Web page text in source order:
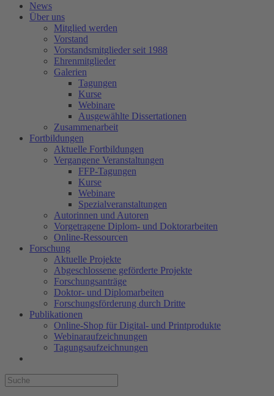
News
Über uns
Mitglied werden
Vorstand
Vorstandsmitglieder seit 1988
Ehrenmitglieder
Galerien
Tagungen
Kurse
Webinare
Ausgewählte Dissertationen
Zusammenarbeit
Fortbildungen
Aktuelle Fortbildungen
Vergangene Veranstaltungen
FFP-Tagungen
Kurse
Webinare
Spezialveranstaltungen
Autorinnen und Autoren
Vorgetragene Diplom- und Doktorarbeiten
Online-Ressourcen
Forschung
Aktuelle Projekte
Abgeschlossene geförderte Projekte
Forschungsanträge
Doktor- und Diplomarbeiten
Forschungsförderung durch Dritte
Publikationen
Online-Shop für Digital- und Printprodukte
Webinaraufzeichnungen
Tagungsaufzeichnungen